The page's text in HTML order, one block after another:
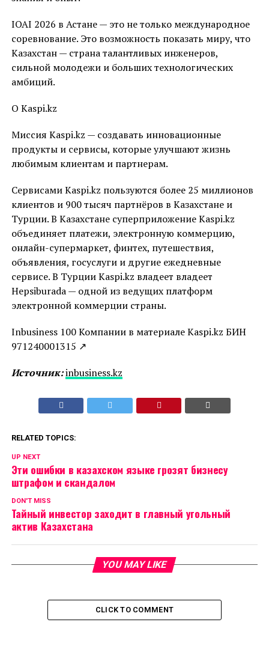
IOAI 2026 в Астане — это не только международное
соревнование. Это возможность показать миру, что
Казахстан — страна талантливых инженеров,
сильной молодежи и больших технологических
амбиций.
О Kaspi.kz
Миссия Kaspi.kz — создавать инновационные
продукты и сервисы, которые улучшают жизнь
любимым клиентам и партнерам.
Сервисами Kaspi.kz пользуются более 25 миллионов
клиентов и 900 тысяч партнёров в Казахстане и
Турции. В Казахстане суперприложение Kaspi.kz
объединяет платежи, электронную коммерцию,
онлайн-супермаркет, финтех, путешествия,
объявления, госуслуги и другие ежедневные
сервисе. В Турции Kaspi.kz владеет владеет
Hepsiburada — одной из ведущих платформ
электронной коммерции страны.
Inbusiness 100 Компании в материале Kaspi.kz БИН
971240001315 ↗
Источник:inbusiness.kz
RELATED TOPICS:
UP NEXT
Эти ошибки в казахском языке грозят бизнесу
штрафом и скандалом
DON'T MISS
Тайный инвестор заходит в главный угольный
актив Казахстана
YOU MAY LIKE
CLICK TO COMMENT